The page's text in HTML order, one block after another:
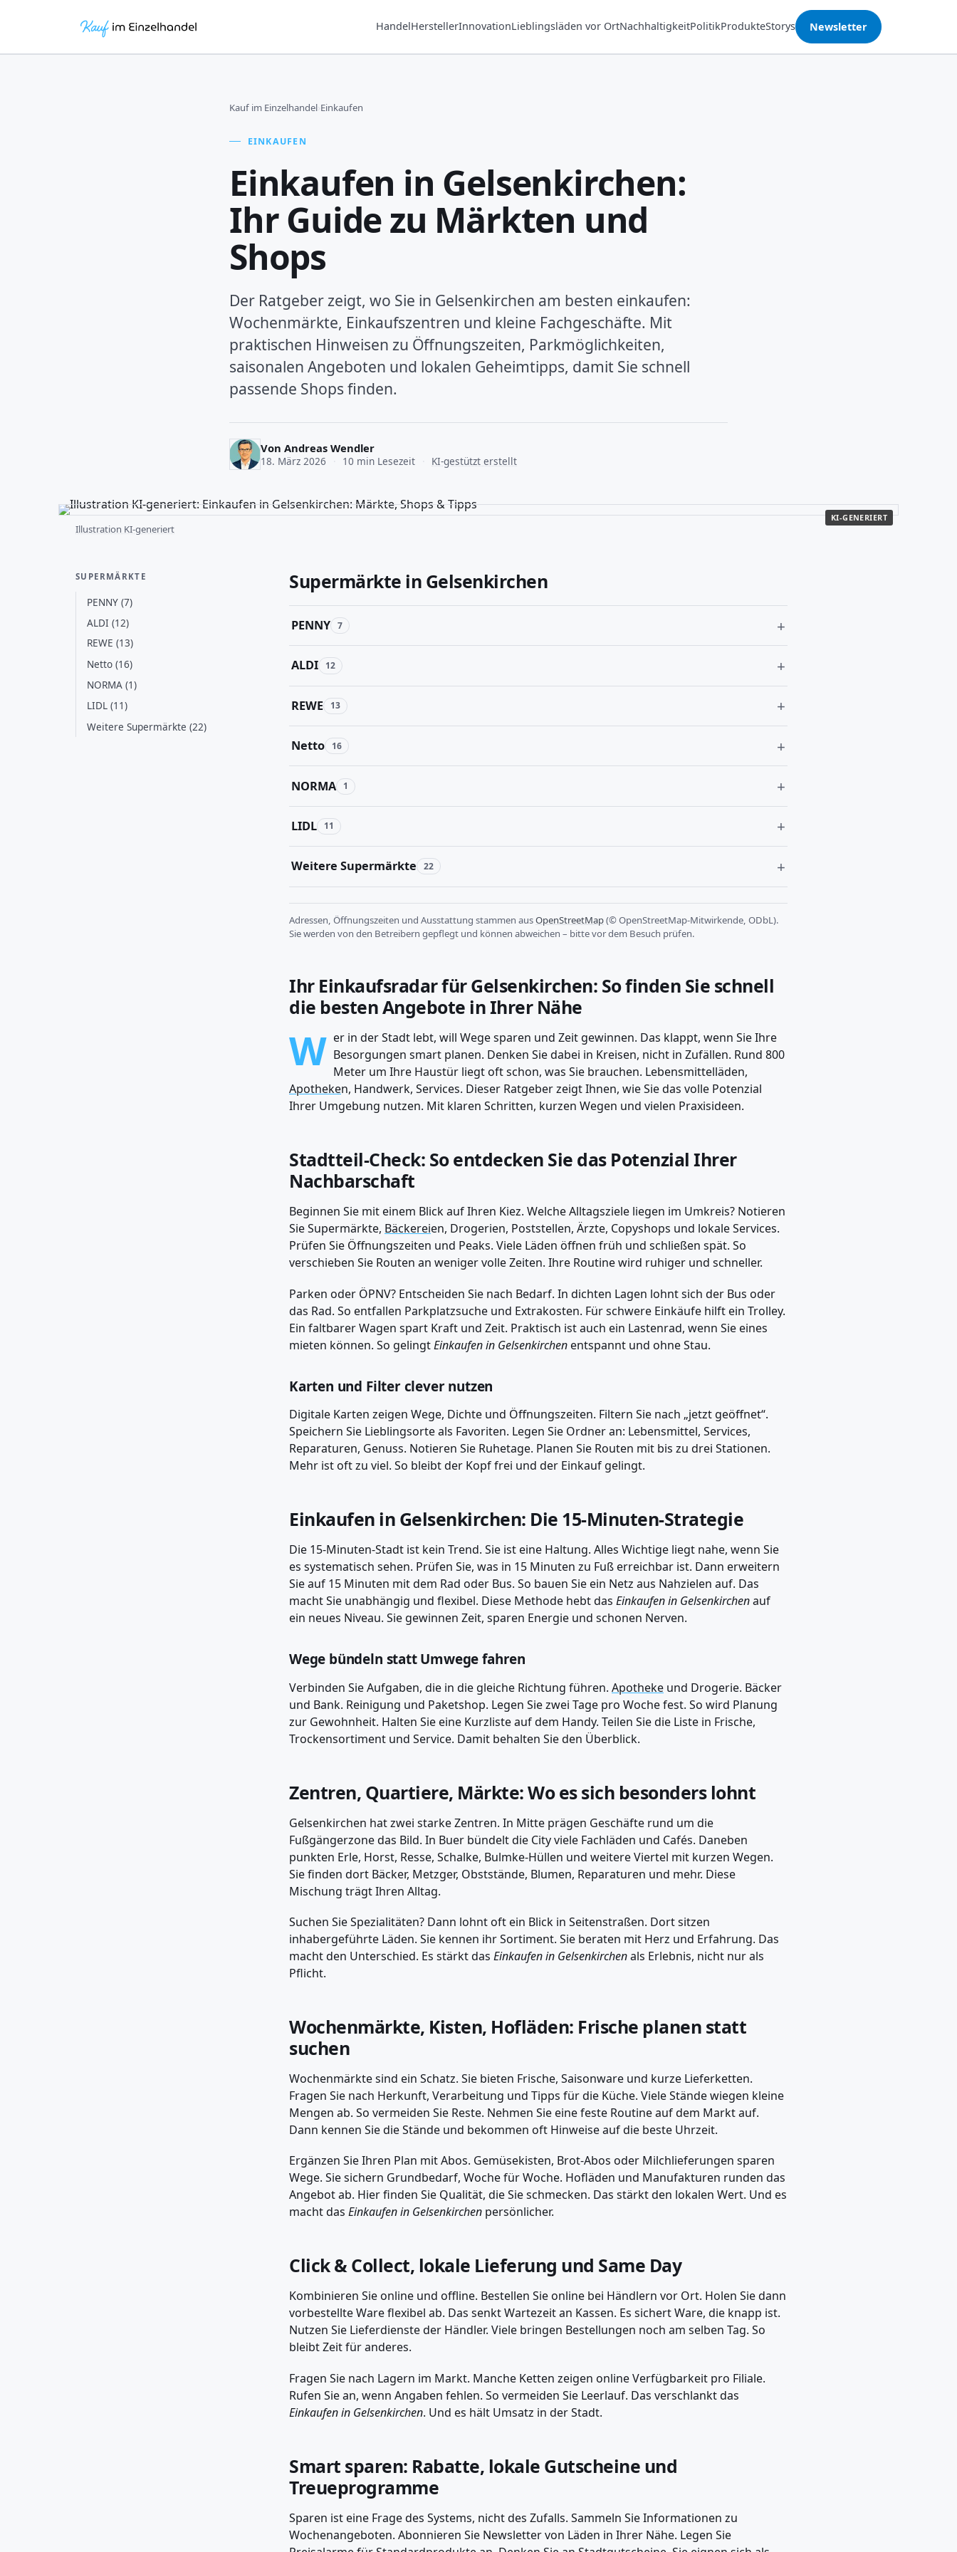
HandelHerstellerInnovationLieblingsläden vor OrtNachhaltigkeitPolitikProdukteStorys Newsletter
Kauf im Einzelhandel›Einkaufen
EINKAUFEN
Einkaufen in Gelsenkirchen:
Ihr Guide zu Märkten und
Shops
Der Ratgeber zeigt, wo Sie in Gelsenkirchen am besten einkaufen:
Wochenmärkte, Einkaufszentren und kleine Fachgeschäfte. Mit
praktischen Hinweisen zu Öffnungszeiten, Parkmöglichkeiten,
saisonalen Angeboten und lokalen Geheimtipps, damit Sie schnell
passende Shops finden.
Von Andreas Wendler
18. März 2026 10 min Lesezeit KI-gestützt erstellt
KI-GENERIERT
Illustration KI-generiert
SUPERMÄRKTE
PENNY (7)
ALDI (12)
REWE (13)
Netto (16)
NORMA (1)
LIDL (11)
Weitere Supermärkte (22)
Supermärkte in Gelsenkirchen
PENNY 7
ALDI 12
REWE 13
Netto 16
NORMA 1
LIDL 11
Weitere Supermärkte 22
Adressen, Öffnungszeiten und Ausstattung stammen ausOpenStreetMap(© OpenStreetMap-Mitwirkende, ODbL).
Sie werden von den Betreibern gepflegt und können abweichen – bitte vor dem Besuch prüfen.
Ihr Einkaufsradar für Gelsenkirchen: So finden Sie schnell
die besten Angebote in Ihrer Nähe
W er in der Stadt lebt, will Wege sparen und Zeit gewinnen. Das klappt, wenn Sie Ihre
Besorgungen smart planen. Denken Sie dabei in Kreisen, nicht in Zufällen. Rund 800
Meter um Ihre Haustür liegt oft schon, was Sie brauchen. Lebensmittelläden,
Apotheken, Handwerk, Services. Dieser Ratgeber zeigt Ihnen, wie Sie das volle Potenzial
Ihrer Umgebung nutzen. Mit klaren Schritten, kurzen Wegen und vielen Praxisideen.
Stadtteil-Check: So entdecken Sie das Potenzial Ihrer
Nachbarschaft
Beginnen Sie mit einem Blick auf Ihren Kiez. Welche Alltagsziele liegen im Umkreis? Notieren
Sie Supermärkte, Bäckereien, Drogerien, Poststellen, Ärzte, Copyshops und lokale Services.
Prüfen Sie Öffnungszeiten und Peaks. Viele Läden öffnen früh und schließen spät. So
verschieben Sie Routen an weniger volle Zeiten. Ihre Routine wird ruhiger und schneller.
Parken oder ÖPNV? Entscheiden Sie nach Bedarf. In dichten Lagen lohnt sich der Bus oder
das Rad. So entfallen Parkplatzsuche und Extrakosten. Für schwere Einkäufe hilft ein Trolley.
Ein faltbarer Wagen spart Kraft und Zeit. Praktisch ist auch ein Lastenrad, wenn Sie eines
mieten können. So gelingtEinkaufen in Gelsenkirchenentspannt und ohne Stau.
Karten und Filter clever nutzen
Digitale Karten zeigen Wege, Dichte und Öffnungszeiten. Filtern Sie nach „jetzt geöffnet“.
Speichern Sie Lieblingsorte als Favoriten. Legen Sie Ordner an: Lebensmittel, Services,
Reparaturen, Genuss. Notieren Sie Ruhetage. Planen Sie Routen mit bis zu drei Stationen.
Mehr ist oft zu viel. So bleibt der Kopf frei und der Einkauf gelingt.
Einkaufen in Gelsenkirchen: Die 15-Minuten-Strategie
Die 15-Minuten-Stadt ist kein Trend. Sie ist eine Haltung. Alles Wichtige liegt nahe, wenn Sie
es systematisch sehen. Prüfen Sie, was in 15 Minuten zu Fuß erreichbar ist. Dann erweitern
Sie auf 15 Minuten mit dem Rad oder Bus. So bauen Sie ein Netz aus Nahzielen auf. Das
macht Sie unabhängig und flexibel. Diese Methode hebt das Einkaufen in Gelsenkirchenauf
ein neues Niveau. Sie gewinnen Zeit, sparen Energie und schonen Nerven.
Wege bündeln statt Umwege fahren
Verbinden Sie Aufgaben, die in die gleiche Richtung führen. Apotheke und Drogerie. Bäcker
und Bank. Reinigung und Paketshop. Legen Sie zwei Tage pro Woche fest. So wird Planung
zur Gewohnheit. Halten Sie eine Kurzliste auf dem Handy. Teilen Sie die Liste in Frische,
Trockensortiment und Service. Damit behalten Sie den Überblick.
Zentren, Quartiere, Märkte: Wo es sich besonders lohnt
Gelsenkirchen hat zwei starke Zentren. In Mitte prägen Geschäfte rund um die
Fußgängerzone das Bild. In Buer bündelt die City viele Fachläden und Cafés. Daneben
punkten Erle, Horst, Resse, Schalke, Bulmke-Hüllen und weitere Viertel mit kurzen Wegen.
Sie finden dort Bäcker, Metzger, Obststände, Blumen, Reparaturen und mehr. Diese
Mischung trägt Ihren Alltag.
Suchen Sie Spezialitäten? Dann lohnt oft ein Blick in Seitenstraßen. Dort sitzen
inhabergeführte Läden. Sie kennen ihr Sortiment. Sie beraten mit Herz und Erfahrung. Das
macht den Unterschied. Es stärkt das Einkaufen in Gelsenkirchenals Erlebnis, nicht nur als
Pflicht.
Wochenmärkte, Kisten, Hofläden: Frische planen statt
suchen
Wochenmärkte sind ein Schatz. Sie bieten Frische, Saisonware und kurze Lieferketten.
Fragen Sie nach Herkunft, Verarbeitung und Tipps für die Küche. Viele Stände wiegen kleine
Mengen ab. So vermeiden Sie Reste. Nehmen Sie eine feste Routine auf dem Markt auf.
Dann kennen Sie die Stände und bekommen oft Hinweise auf die beste Uhrzeit.
Ergänzen Sie Ihren Plan mit Abos. Gemüsekisten, Brot-Abos oder Milchlieferungen sparen
Wege. Sie sichern Grundbedarf, Woche für Woche. Hofläden und Manufakturen runden das
Angebot ab. Hier finden Sie Qualität, die Sie schmecken. Das stärkt den lokalen Wert. Und es
macht das Einkaufen in Gelsenkirchen persönlicher.
Click & Collect, lokale Lieferung und Same Day
Kombinieren Sie online und offline. Bestellen Sie online bei Händlern vor Ort. Holen Sie dann
vorbestellte Ware flexibel ab. Das senkt Wartezeit an Kassen. Es sichert Ware, die knapp ist.
Nutzen Sie Lieferdienste der Händler. Viele bringen Bestellungen noch am selben Tag. So
bleibt Zeit für anderes.
Fragen Sie nach Lagern im Markt. Manche Ketten zeigen online Verfügbarkeit pro Filiale.
Rufen Sie an, wenn Angaben fehlen. So vermeiden Sie Leerlauf. Das verschlankt das
Einkaufen in Gelsenkirchen. Und es hält Umsatz in der Stadt.
Smart sparen: Rabatte, lokale Gutscheine und
Treueprogramme
Sparen ist eine Frage des Systems, nicht des Zufalls. Sammeln Sie Informationen zu
Wochenangeboten. Abonnieren Sie Newsletter von Läden in Ihrer Nähe. Legen Sie